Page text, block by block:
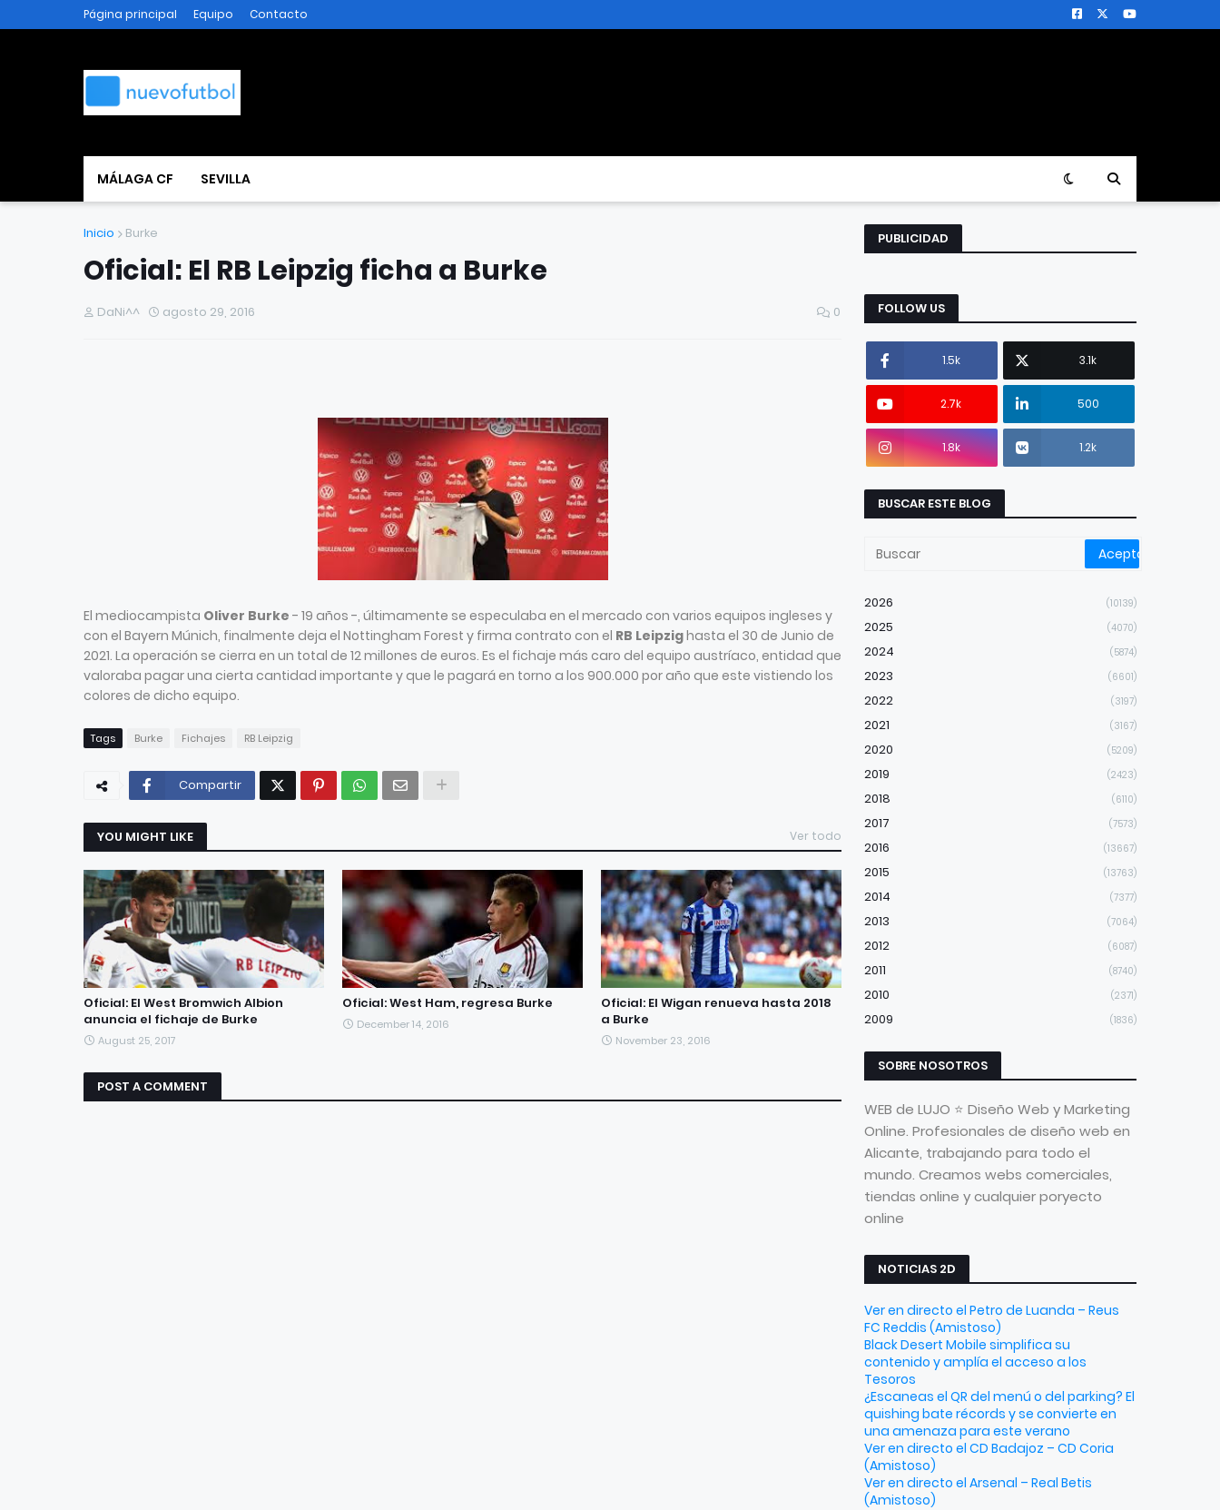
Página principal Equipo Contacto
MÁLAGA CF SEVILLA
Inicio Burke
Oficial: El RB Leipzig ficha a Burke
DaNi^^ agosto 29, 2016 0
El mediocampista Oliver Burke - 19 años -, últimamente se especulaba en el mercado con varios equipos ingleses y
con el Bayern Múnich, finalmente deja el Nottingham Forest y firma contrato con el RB Leipzighasta el 30 de Junio de
2021. La operación se cierra en un total de 12 millones de euros. Es el fichaje más caro del equipo austríaco, entidad que
valoraba pagar una cierta cantidad importante y que le pagará en torno a los 900.000 por año que este vistiendo los
colores de dicho equipo.
Tags Burke Fichajes RB Leipzig
Compartir
YOU MIGHT LIKE Ver todo
Oficial: El West Bromwich Albion
anuncia el fichaje de Burke
August 25, 2017
Oficial: West Ham, regresa Burke
December 14, 2016
Oficial: El Wigan renueva hasta 2018
a Burke
November 23, 2016
POST A COMMENT
PUBLICIDAD
FOLLOW US
1.5k 3.1k
2.7k 500
1.8k 1.2k
BUSCAR ESTE BLOG
2026 (10139)
2025 (4070)
2024 (5874)
2023 (6601)
2022 (3197)
2021 (3167)
2020 (5209)
2019 (2423)
2018 (6110)
2017 (7573)
2016 (13667)
2015 (13763)
2014 (7377)
2013 (7064)
2012 (6087)
2011 (8740)
2010 (2371)
2009 (1836)
SOBRE NOSOTROS
WEB de LUJO ⭐ Diseño Web y Marketing
Online. Profesionales de diseño web en
Alicante, trabajando para todo el
mundo. Creamos webs comerciales,
tiendas online y cualquier poryecto
online
NOTICIAS 2D
Ver en directo el Petro de Luanda – Reus
FC Reddis (Amistoso)
Black Desert Mobile simplifica su
contenido y amplía el acceso a los
Tesoros
¿Escaneas el QR del menú o del parking? El
quishing bate récords y se convierte en
una amenaza para este verano
Ver en directo el CD Badajoz – CD Coria
(Amistoso)
Ver en directo el Arsenal – Real Betis
(Amistoso)